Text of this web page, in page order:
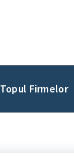
Topul Firmelor